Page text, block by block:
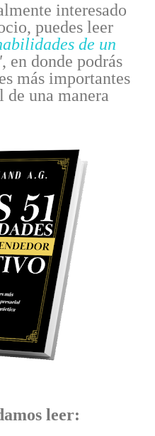
interesado
puedes leer
de un
, en donde podrás
más importantes
de una manera
leer: